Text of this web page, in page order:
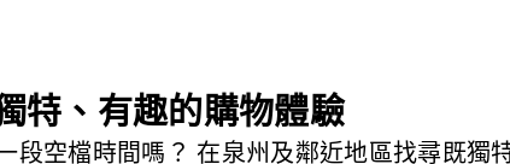
特、有趣的購物體驗
段空檔時間嗎？ 在泉州及鄰近地區找尋既獨